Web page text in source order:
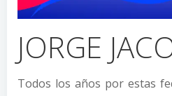
JORGE
Todos los años por estas